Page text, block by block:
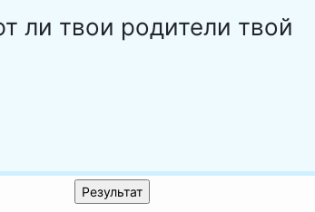
ли твои родители твой